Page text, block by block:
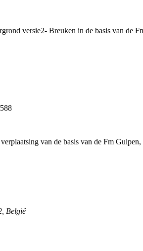
versie2- Breuken in de basis van de
van de basis van de Fm
België